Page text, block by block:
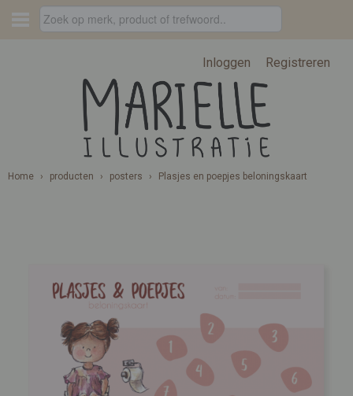
Inloggen Registreren
Home › producten › posters › Plasjes en poepjes beloningskaart